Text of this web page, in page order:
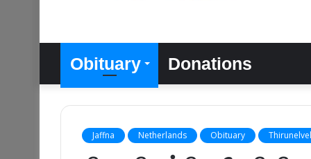
Obituary Donations
Jaffna Netherlands Obituary